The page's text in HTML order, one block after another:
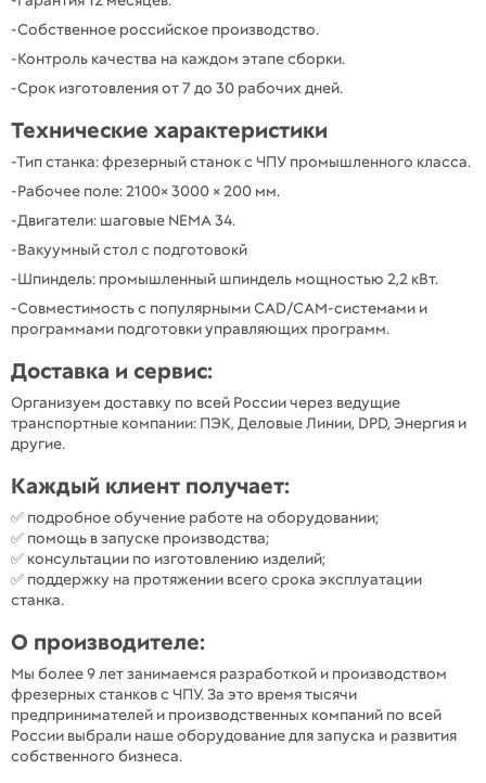
-Собственное российское производство.
-Контроль качества на каждом этапе сборки.
-Срок изготовления от 7 до 30 рабочих дней.
Технические характеристики
-Тип станка: фрезерный станок с ЧПУ промышленного класса.
-Рабочее поле: 2100× 3000 × 200 мм.
-Двигатели: шаговые NEMA 34.
-Вакуумный стол с подготовокй
-Шпиндель: промышленный шпиндель мощностью 2,2 кВт.
-Совместимость с популярными CAD/CAM-системами и
программами подготовки управляющих программ.
Доставка и сервис:
Организуем доставку по всей России через ведущие
транспортные компании: ПЭК, Деловые Линии, DPD, Энергия и
другие.
Каждый клиент получает:
✅ подробное обучение работе на оборудовании;
✅ помощь в запуске производства;
✅ консультации по изготовлению изделий;
✅ поддержку на протяжении всего срока эксплуатации
станка.
О производителе:
Мы более 9 лет занимаемся разработкой и производством
фрезерных станков с ЧПУ. За это время тысячи
предпринимателей и производственных компаний по всей
России выбрали наше оборудование для запуска и развития
собственного бизнеса.